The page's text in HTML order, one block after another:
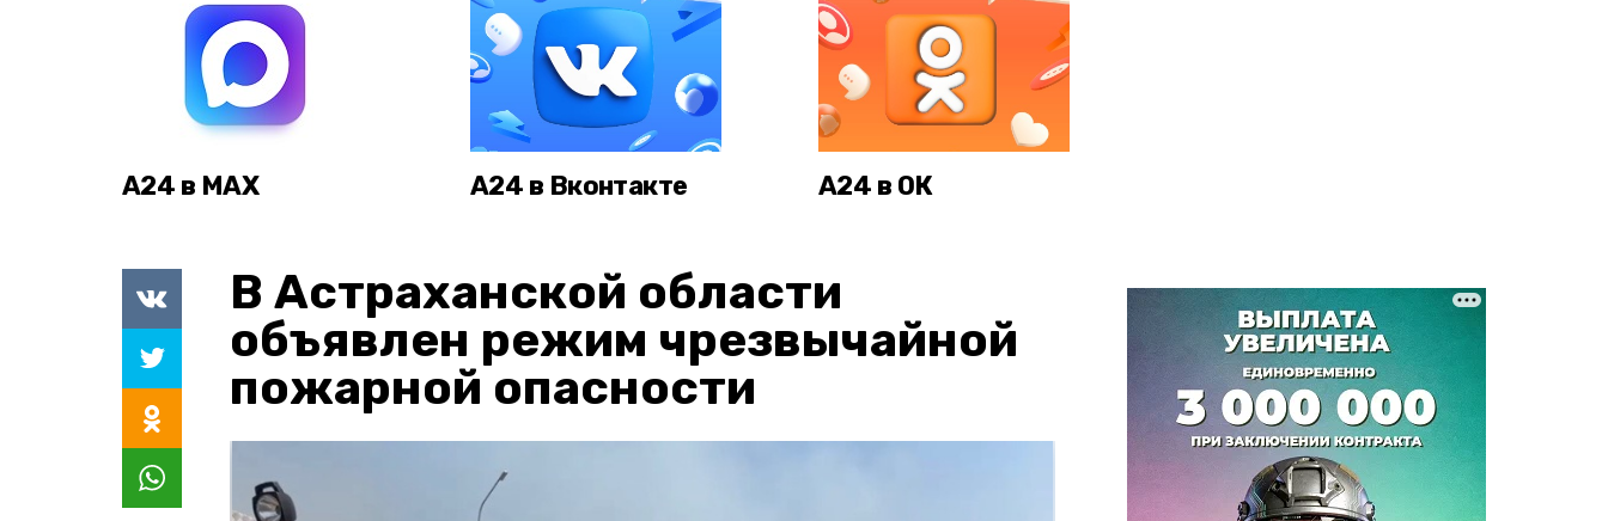
А24 в MAX А24 в Вконтакте А24 в ОК
В Астраханской области
объявлен режим чрезвычайной
пожарной опасности